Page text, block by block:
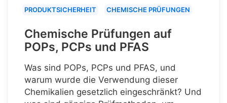
PRODUKTSICHERHEIT CHEMISCHE PRÜFUNGEN
Chemische Prüfungen auf
POPs, PCPs und PFAS
Was sind POPs, PCPs und PFAS, und
warum wurde die Verwendung dieser
Chemikalien gesetzlich eingeschränkt? Und